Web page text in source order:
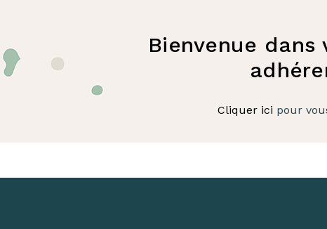
Bienvenue dans
Cliquer ici pour